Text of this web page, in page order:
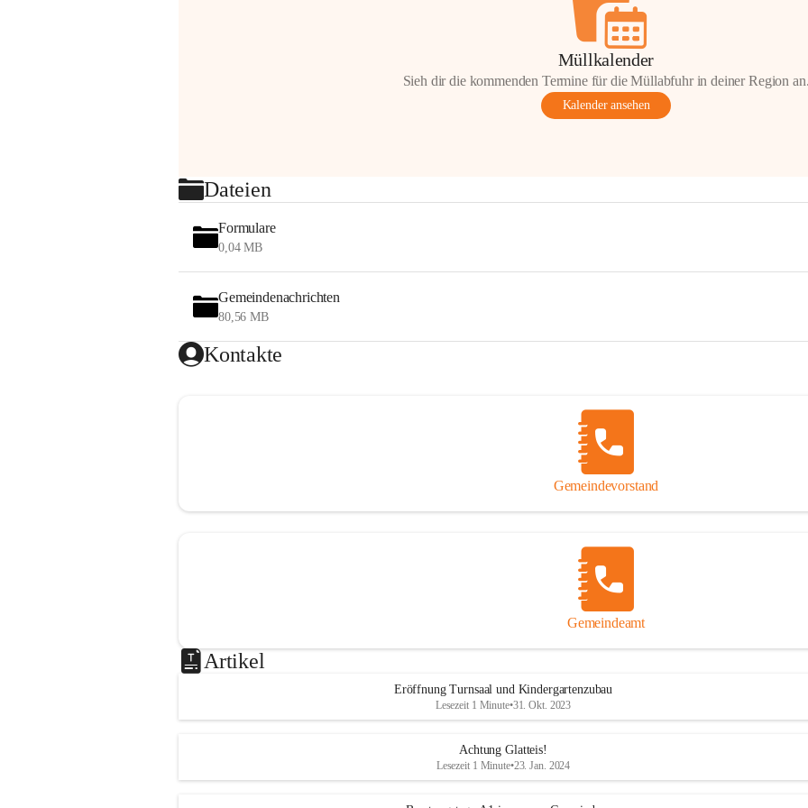
Müllkalender
Sieh dir die kommenden Termine für die Müllabfuhr in deiner Region
Kalender ansehen
Dateien
Formulare
0,04 MB
Gemeindenachrichten
80,56 MB
Kontakte
Gemeindevorstand
Gemeindeamt
Artikel
Eröffnung Turnsaal und Kindergartenzubau
Lesezeit 1 Minute•31. Okt. 2023
Achtung Glatteis!
Lesezeit 1 Minute•23. Jan. 2024